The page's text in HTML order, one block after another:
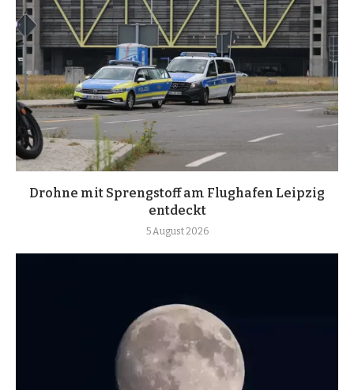
Drohne mit Sprengstoff am Flughafen Leipzig
entdeckt
5 August 2026